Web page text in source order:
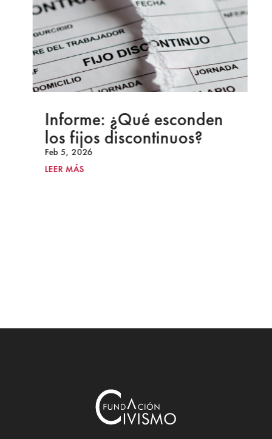
Informe: ¿Qué esconden
los fijos discontinuos?
Feb 5, 2026
LEER MÁS